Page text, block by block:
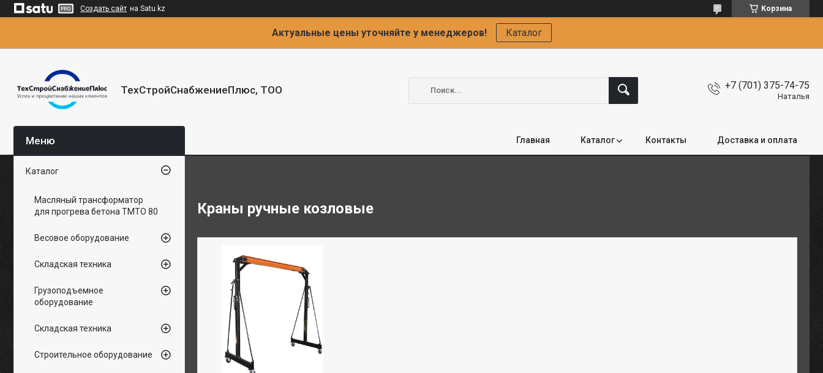
Создать сайт на Satu.kz Корзина
Актуальные цены уточняйте у менеджеров! Каталог
ТехСтройСнабжениеПлюс, ТОО +7 (701) 375-74-75
Наталья
Главная Каталог Контакты Доставка и оплата
Краны ручные козловые
Каталог
Масляный трансформатор
для прогрева бетона ТМТО 80
Весовое оборудование
Складская техника
Грузоподъемное
оборудование
Складская техника
Строительное оборудование